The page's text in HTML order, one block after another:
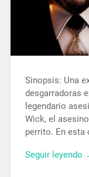
Sinopsis: Una
desgarradoras
legendario
Wick, el
perrito. En esta
Seguir leyendo